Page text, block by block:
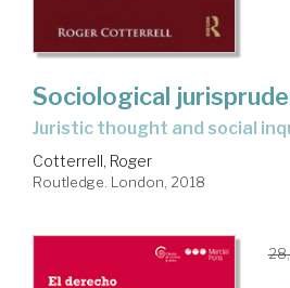
Sociological
juristic thought and social
Cotterrell, Roger
Routledge. London, 2018